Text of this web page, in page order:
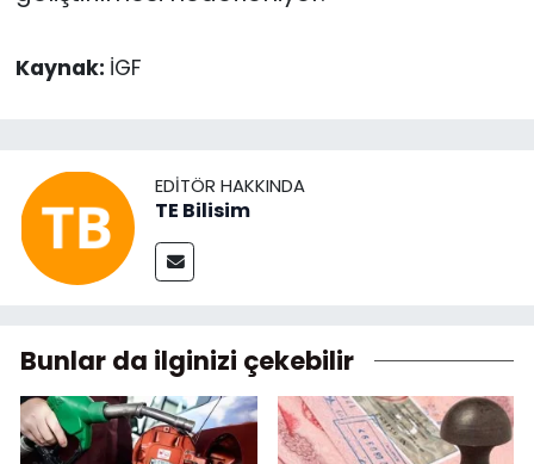
Kaynak: İGF
EDITÖR HAKKINDA
TE Bilisim
Bunlar da ilginizi çekebilir